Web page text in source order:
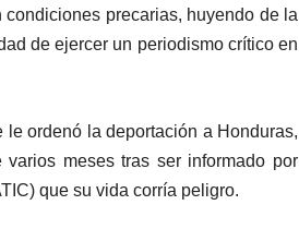
precarias, huyendo de la
de ejercer un periodismo crítico en
ordenó la deportación a Honduras,
meses tras ser informado por
que su vida corría peligro.